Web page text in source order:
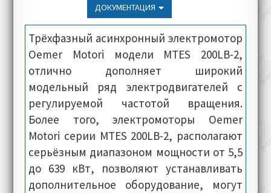
ДОКУМЕНТАЦИЯ
Трёхфазный асинхронный электромотор
Oemer Motori модели MTES 200LB-2,
отлично дополняет широкий
модельный ряд электродвигателей с
регулируемой частотой вращения.
Более того, электромоторы Oemer
Motori серии MTES 200LB-2, располагают
серьёзным диапазоном мощности от 5,5
до 639 кВт, позволяют устанавливать
дополнительное оборудование, могут